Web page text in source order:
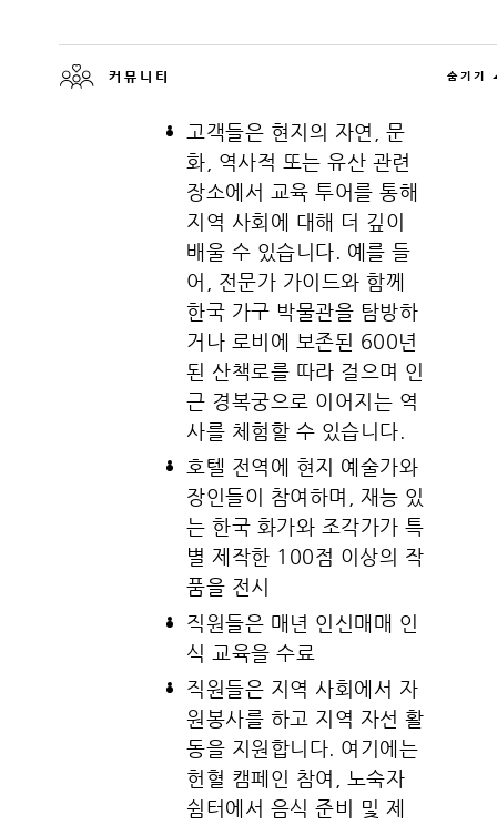
커뮤니티 숨기기
고객들은 현지의 자연, 문
화, 역사적 또는 유산 관련
장소에서 교육 투어를 통해
지역 사회에 대해 더 깊이
배울 수 있습니다. 예를 들
어, 전문가 가이드와 함께
한국 가구 박물관을 탐방하
거나 로비에 보존된 600년
된 산책로를 따라 걸으며 인
근 경복궁으로 이어지는 역
사를 체험할 수 있습니다.
호텔 전역에 현지 예술가와
장인들이 참여하며, 재능 있
는 한국 화가와 조각가가 특
별 제작한 100점 이상의 작
품을 전시
직원들은 매년 인신매매 인
식 교육을 수료
직원들은 지역 사회에서 자
원봉사를 하고 지역 자선 활
동을 지원합니다. 여기에는
헌혈 캠페인 참여, 노숙자
쉼터에서 음식 준비 및 제